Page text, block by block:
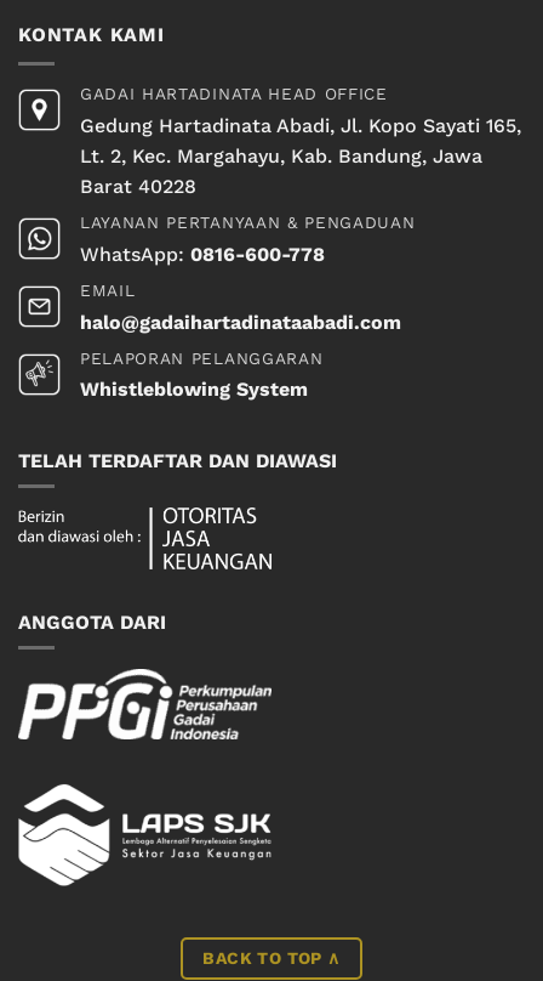
KONTAK KAMI
GADAI HARTADINATA HEAD OFFICE
Gedung Hartadinata Abadi, Jl. Kopo Sayati 165,
Lt. 2, Kec. Margahayu, Kab. Bandung, Jawa
Barat 40228
LAYANAN PERTANYAAN & PENGADUAN
WhatsApp: 0816-600-778
EMAIL
halo@gadaihartadinataabadi.com
PELAPORAN PELANGGARAN
Whistleblowing System
TELAH TERDAFTAR DAN DIAWASI
ANGGOTA DARI
BACK TO TOP ∧